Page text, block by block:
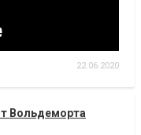
22.06.2020
Вольдеморта